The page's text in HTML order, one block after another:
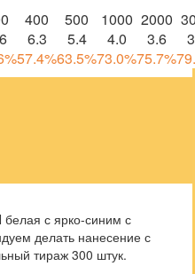
400 500 1000 2000
6.3 5.4 4.0 3.6
57.4%63.5%73.0%75.7%
с ярко-синим с
делать нанесение с
тираж 300 штук.